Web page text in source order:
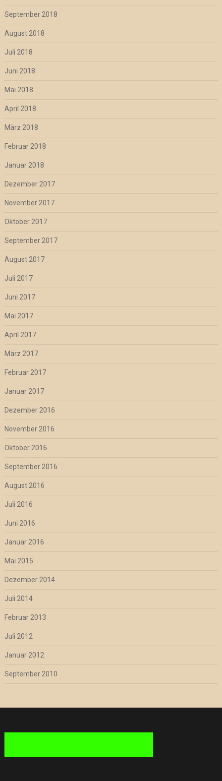
September 2018
August 2018
Juli 2018
Juni 2018
Mai 2018
April 2018
März 2018
Februar 2018
Januar 2018
Dezember 2017
November 2017
Oktober 2017
September 2017
August 2017
Juli 2017
Juni 2017
Mai 2017
April 2017
März 2017
Februar 2017
Januar 2017
Dezember 2016
November 2016
Oktober 2016
September 2016
August 2016
Juli 2016
Juni 2016
Januar 2016
Mai 2015
Dezember 2014
Juli 2014
Februar 2013
Juli 2012
Januar 2012
September 2010